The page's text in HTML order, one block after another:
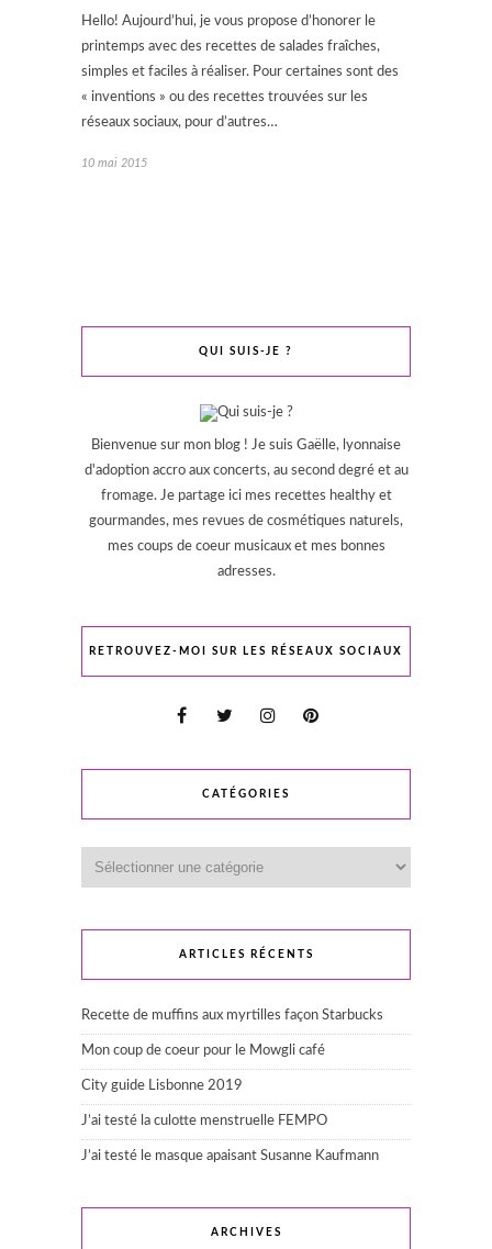
Hello! Aujourd’hui, je vous propose d’honorer le
printemps avec des recettes de salades fraîches,
simples et faciles à réaliser. Pour certaines sont des
« inventions » ou des recettes trouvées sur les
réseaux sociaux, pour d’autres…
10 mai 2015
QUI SUIS-JE ?
Bienvenue sur mon blog ! Je suis Gaëlle, lyonnaise
d'adoption accro aux concerts, au second degré et au
fromage. Je partage ici mes recettes healthy et
gourmandes, mes revues de cosmétiques naturels,
mes coups de coeur musicaux et mes bonnes
adresses.
RETROUVEZ-MOI SUR LES RÉSEAUX SOCIAUX
CATÉGORIES
ARTICLES RÉCENTS
Recette de muffins aux myrtilles façon Starbucks
Mon coup de coeur pour le Mowgli café
City guide Lisbonne 2019
J’ai testé la culotte menstruelle FEMPO
J’ai testé le masque apaisant Susanne Kaufmann
ARCHIVES